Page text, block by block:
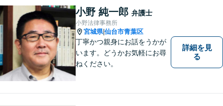
ご提案いたします。その他分
野にも対応可能。相談者が十
分に理解できるよう丁寧に説
明することを心がけていま
す。
小野 純一郎 弁護士
小野法律事務所
宮城県|仙台市青葉区
丁寧かつ親身にお話をうかが
います。どうかお気軽にお尋
ねください。
詳細を見
る